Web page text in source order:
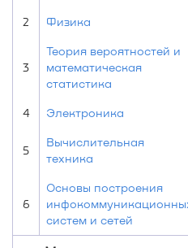
2 Физика
3
Теория вероятностей и
математическая
статистика
4 Электроника
5
Вычислительная
техника
6
Основы построения
систем и сетей